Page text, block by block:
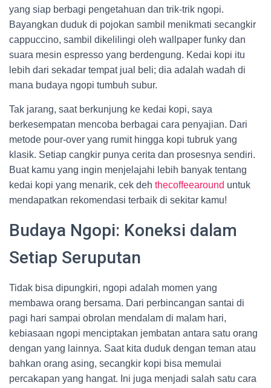
yang siap berbagi pengetahuan dan trik-trik ngopi.
Bayangkan duduk di pojokan sambil menikmati secangkir
cappuccino, sambil dikelilingi oleh wallpaper funky dan
suara mesin espresso yang berdengung. Kedai kopi itu
lebih dari sekadar tempat jual beli; dia adalah wadah di
mana budaya ngopi tumbuh subur.
Tak jarang, saat berkunjung ke kedai kopi, saya
berkesempatan mencoba berbagai cara penyajian. Dari
metode pour-over yang rumit hingga kopi tubruk yang
klasik. Setiap cangkir punya cerita dan prosesnya sendiri.
Buat kamu yang ingin menjelajahi lebih banyak tentang
kedai kopi yang menarik, cek deh thecoffeearound untuk
mendapatkan rekomendasi terbaik di sekitar kamu!
Budaya Ngopi: Koneksi dalam
Setiap Seruputan
Tidak bisa dipungkiri, ngopi adalah momen yang
membawa orang bersama. Dari perbincangan santai di
pagi hari sampai obrolan mendalam di malam hari,
kebiasaan ngopi menciptakan jembatan antara satu orang
dengan yang lainnya. Saat kita duduk dengan teman atau
bahkan orang asing, secangkir kopi bisa memulai
percakapan yang hangat. Ini juga menjadi salah satu cara